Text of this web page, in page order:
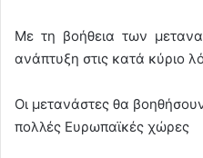
Με τη βοήθεια των
ανάπτυξη στις κατά κύριο
Οι μετανάστες θα
πολλές Ευρωπαϊκές χώρες